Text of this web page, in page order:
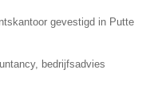
gevestigd in Putte
bedrijfsadvies